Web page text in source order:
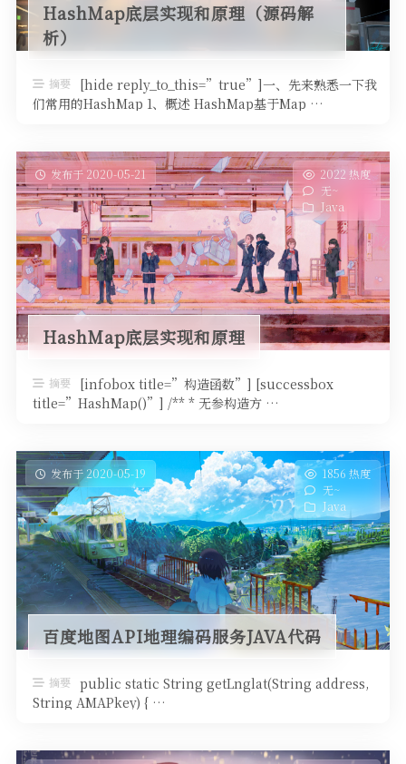
HashMap底层实现和原理（源码解
析）
摘要
[hide reply_to_this=”true”]一、先来熟悉一下我
们常用的HashMap 1、概述 HashMap基于Map …
发布于 2020-05-21
2022 热度
无~
Java
HashMap底层实现和原理
摘要
[infobox title=”构造函数”] [successbox
title=”HashMap()”] /** * 无参构造方 …
发布于 2020-05-19
1856 热度
无~
Java
百度地图API地理编码服务JAVA代码
摘要 public static String getLnglat(String address,
String AMAPkey) { …